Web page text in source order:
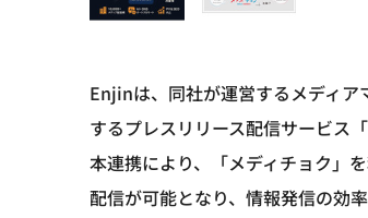
Enjinは、同社が運営するメディア
するプレスリリース配信サービス
本連携により、「メディチョク」
配信が可能となり、情報発信の効